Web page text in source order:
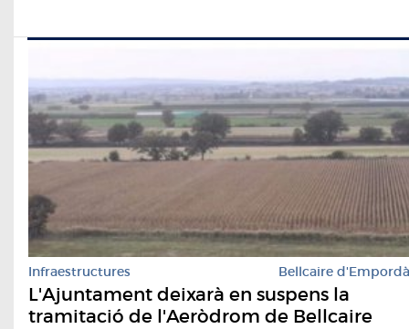
Infraestructures Bellcaire d'Empordà
L'Ajuntament deixarà en suspens la
tramitació de l'Aeròdrom de Bellcaire